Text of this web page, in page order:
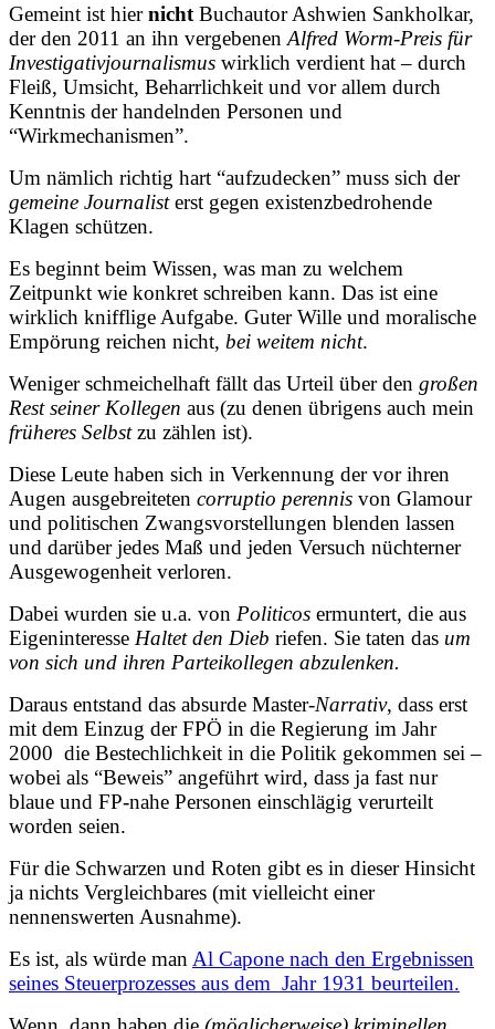
Gemeint ist hiernicht Buchautor Ashwien Sankholkar,
der den 2011 an ihn vergebenen Alfred Worm-Preis für
Investigativjournalismus wirklich verdient hat – durch
Fleiß, Umsicht, Beharrlichkeit und vor allem durch
Kenntnis der handelnden Personen und
“Wirkmechanismen”.
Um nämlich richtig hart “aufzudecken” muss sich der
gemeine Journalisterst gegen existenzbedrohende
Klagen schützen.
Es beginnt beim Wissen, was man zu welchem
Zeitpunkt wie konkret schreiben kann. Das ist eine
wirklich knifflige Aufgabe. Guter Wille und moralische
Empörung reichen nicht, bei weitem nicht.
Weniger schmeichelhaft fällt das Urteil über den großen
Rest seiner Kollegen aus (zu denen übrigens auch mein
früheres Selbstzu zählen ist).
Diese Leute haben sich in Verkennung der vor ihren
Augen ausgebreiteten corruptio perennis von Glamour
und politischen Zwangsvorstellungen blenden lassen
und darüber jedes Maß und jeden Versuch nüchterner
Ausgewogenheit verloren.
Dabei wurden sie u.a. von Politicos ermuntert, die aus
Eigeninteresse Haltet den Dieb riefen. Sie taten das um
von sich und ihren Parteikollegen abzulenken.
Daraus entstand das absurde Master-Narrativ, dass erst
mit dem Einzug der FPÖ in die Regierung im Jahr
2000 die Bestechlichkeit in die Politik gekommen sei –
wobei als “Beweis” angeführt wird, dass ja fast nur
blaue und FP-nahe Personen einschlägig verurteilt
worden seien.
Für die Schwarzen und Roten gibt es in dieser Hinsicht
ja nichts Vergleichbares (mit vielleicht einer
nennenswerten Ausnahme).
Es ist, als würde man Al Capone nach den Ergebnissen
seines Steuerprozesses aus dem Jahr 1931 beurteilen.